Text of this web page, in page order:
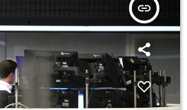
insert_link